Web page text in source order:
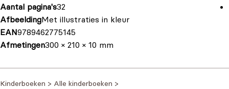
Aantal pagina's32
AfbeeldingMet illustraties in kleur
EAN9789462775145
Afmetingen300 × 210 × 10 mm
Kinderboeken > Alle kinderboeken >